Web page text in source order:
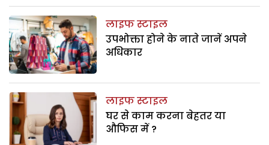
लाइफ स्टाइल
उपभोक्ता होने के नाते जानें अपने
अधिकार
लाइफ स्टाइल
घर से काम करना बेहतर या
औफिस में ?